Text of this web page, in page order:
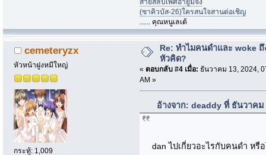
สายสลับเพศอายูมิจัง
(ซาคิวบัส-26)ใครสนใจสานต่อเชิญ
...... คุณหนูเลเต้
cemeteryzx
หัวหน้าฝูงหมีใหญ่
กระทู้: 1,009
Re: ทำไมคนดำและ woke ถึ
หัวคิด?
« ตอบกลับ #4 เมื่อ: ธันวาคม 13, 2024,
AM »
อ้างจาก: deaddy ที่ ธันวาคม
dan ไปเกี่ยวอะไรกับคนดำ ห